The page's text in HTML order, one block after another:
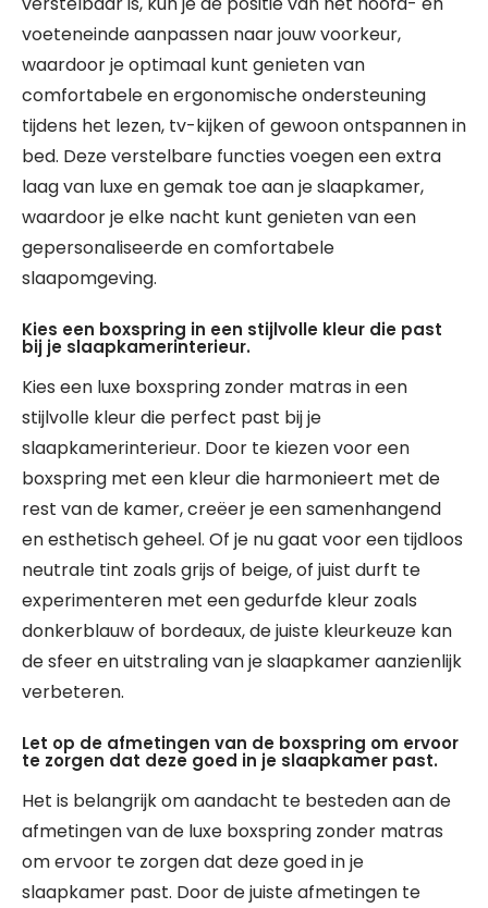
voeteneinde aanpassen naar jouw voorkeur,
waardoor je optimaal kunt genieten van
comfortabele en ergonomische ondersteuning
tijdens het lezen, tv-kijken of gewoon ontspannen in
bed. Deze verstelbare functies voegen een extra
laag van luxe en gemak toe aan je slaapkamer,
waardoor je elke nacht kunt genieten van een
gepersonaliseerde en comfortabele
slaapomgeving.
Kies een boxspring in een stijlvolle kleur die past
bij je slaapkamerinterieur.
Kies een luxe boxspring zonder matras in een
stijlvolle kleur die perfect past bij je
slaapkamerinterieur. Door te kiezen voor een
boxspring met een kleur die harmonieert met de
rest van de kamer, creëer je een samenhangend
en esthetisch geheel. Of je nu gaat voor een tijdloos
neutrale tint zoals grijs of beige, of juist durft te
experimenteren met een gedurfde kleur zoals
donkerblauw of bordeaux, de juiste kleurkeuze kan
de sfeer en uitstraling van je slaapkamer aanzienlijk
verbeteren.
Let op de afmetingen van de boxspring om ervoor
te zorgen dat deze goed in je slaapkamer past.
Het is belangrijk om aandacht te besteden aan de
afmetingen van de luxe boxspring zonder matras
om ervoor te zorgen dat deze goed in je
slaapkamer past. Door de juiste afmetingen te